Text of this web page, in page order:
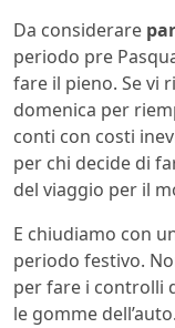
Da considerare
periodo pre
fare il pieno. Se vi
domenica per
conti con costi
per chi decide di
del viaggio per il
E chiudiamo con
periodo festivo.
per fare i controlli
le gomme